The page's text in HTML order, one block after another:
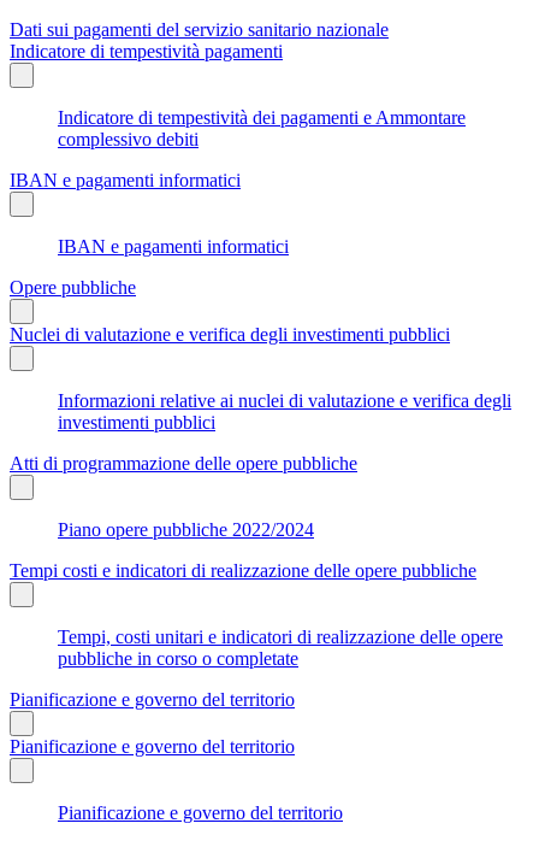
Dati sui pagamenti del servizio sanitario nazionale
Indicatore di tempestività pagamenti
Indicatore di tempestività dei pagamenti e Ammontare
complessivo debiti
IBAN e pagamenti informatici
IBAN e pagamenti informatici
Opere pubbliche
Nuclei di valutazione e verifica degli investimenti pubblici
Informazioni relative ai nuclei di valutazione e verifica degli
investimenti pubblici
Atti di programmazione delle opere pubbliche
Piano opere pubbliche 2022/2024
Tempi costi e indicatori di realizzazione delle opere pubbliche
Tempi, costi unitari e indicatori di realizzazione delle opere
pubbliche in corso o completate
Pianificazione e governo del territorio
Pianificazione e governo del territorio
Pianificazione e governo del territorio